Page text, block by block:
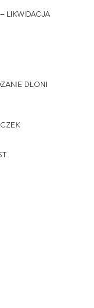
LIKWIDACJA
DŁONI